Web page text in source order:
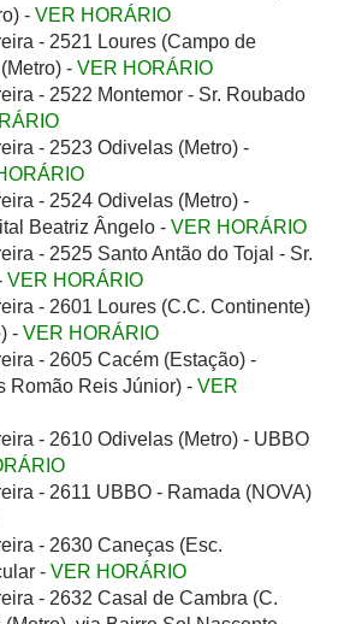
- VER HORÁRIO
- 2521 Loures (Campo de
- VER HORÁRIO
- 2522 Montemor - Sr. Roubado
- 2523 Odivelas (Metro) -
- 2524 Odivelas (Metro) -
Beatriz Ângelo - VER HORÁRIO
- 2525 Santo Antão do Tojal - Sr.
VER HORÁRIO
- 2601 Loures (C.C. Continente)
- VER HORÁRIO
- 2605 Cacém (Estação) -
Romão Reis Júnior) - VER
- 2610 Odivelas (Metro) - UBBO
- 2611 UBBO - Ramada (NOVA)
- 2630 Caneças (Esc.
- VER HORÁRIO
- 2632 Casal de Cambra (C.